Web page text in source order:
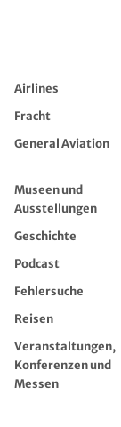
Airlines
Fracht
General Aviation
Museen und
Ausstellungen
Geschichte
Podcast
Fehlersuche
Reisen
Veranstaltungen,
Konferenzen und
Messen